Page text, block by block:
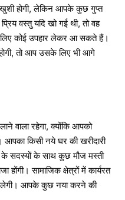
होगी, लेकिन आपके कुछ गुप्त
वस्तु यदि खो गई थी, तो वह
कोई उपहार लेकर आ सकते हैं।
तो आप उसके लिए भी आगे
वाला रहेगा, क्योंकि आपको
किसी नये घर की खरीदारी
के सदस्यों के साथ कुछ मौज मस्ती
होंगी। सामाजिक क्षेत्रों में कार्यरत
आपके कुछ नया करने की